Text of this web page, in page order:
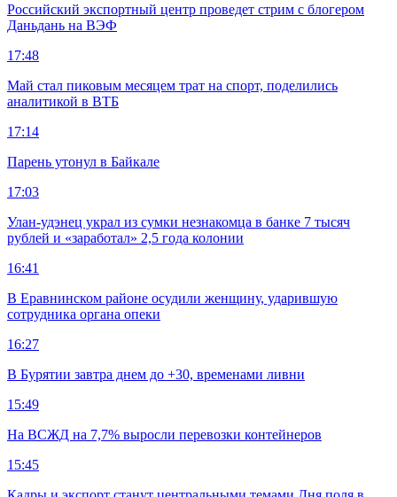
Российский экспортный центр проведет стрим с блогером
Даньдань на ВЭФ
17:48
Май стал пиковым месяцем трат на спорт, поделились
аналитикой в ВТБ
17:14
Парень утонул в Байкале
17:03
Улан-удэнец украл из сумки незнакомца в банке 7 тысяч
рублей и «заработал» 2,5 года колонии
16:41
В Еравнинском районе осудили женщину, ударившую
сотрудника органа опеки
16:27
В Бурятии завтра днем до +30, временами ливни
15:49
На ВСЖД на 7,7% выросли перевозки контейнеров
15:45